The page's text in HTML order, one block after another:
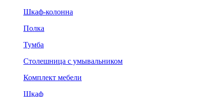
Шкаф-колонна
Полка
Тумба
Столешница с умывальником
Комплект мебели
Шкаф